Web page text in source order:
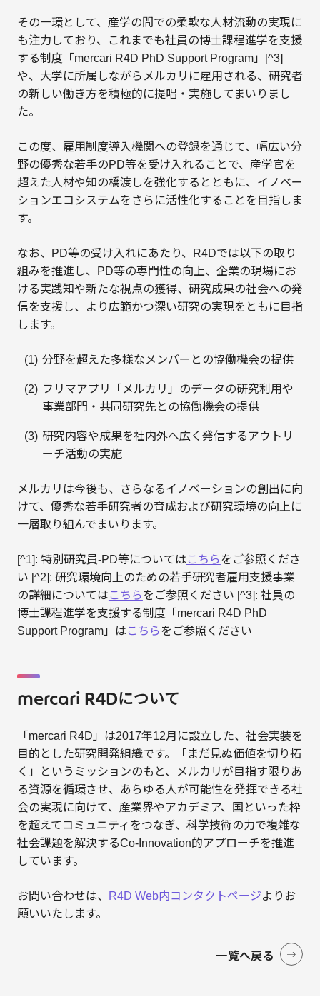
その一環として、産学の間での柔軟な人材流動の実現に
も注力しており、これまでも社員の博士課程進学を支援
する制度「mercari R4D PhD Support Program」[^3]
や、大学に所属しながらメルカリに雇用される、研究者
の新しい働き方を積極的に提唱・実施してまいりまし
た。
この度、雇用制度導入機関への登録を通じて、幅広い分
野の優秀な若手のPD等を受け入れることで、産学官を
超えた人材や知の橋渡しを強化するとともに、イノベー
ションエコシステムをさらに活性化することを目指しま
す。
なお、PD等の受け入れにあたり、R4Dでは以下の取り
組みを推進し、PD等の専門性の向上、企業の現場にお
ける実践知や新たな視点の獲得、研究成果の社会への発
信を支援し、より広範かつ深い研究の実現をともに目指
します。
分野を超えた多様なメンバーとの協働機会の提供
フリマアプリ「メルカリ」のデータの研究利用や
事業部門・共同研究先との協働機会の提供
研究内容や成果を社内外へ広く発信するアウトリ
ーチ活動の実施
メルカリは今後も、さらなるイノベーションの創出に向
けて、優秀な若手研究者の育成および研究環境の向上に
一層取り組んでまいります。
[^1]: 特別研究員-PD等については こちらをご参照くださ
い [^2]: 研究環境向上のための若手研究者雇用支援事業
の詳細については こちらをご参照ください [^3]: 社員の
博士課程進学を支援する制度「mercari R4D PhD
Support Program」は こちらをご参照ください
mercari R4Dについて
「mercari R4D」は2017年12月に設立した、社会実装を
目的とした研究開発組織です。「まだ見ぬ価値を切り拓
く」というミッションのもと、メルカリが目指す限りあ
る資源を循環させ、あらゆる人が可能性を発揮できる社
会の実現に向けて、産業界やアカデミア、国といった枠
を超えてコミュニティをつなぎ、科学技術の力で複雑な
社会課題を解決するCo-Innovation的アプローチを推進
しています。
お問い合わせは、 R4D Web内コンタクトページよりお
願いいたします。
一覧へ戻る